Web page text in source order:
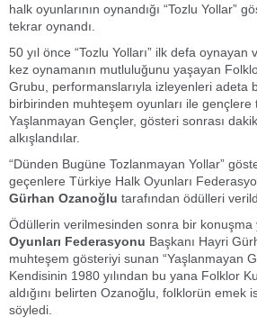
halk oyunlarının oynandığı “Tozlu Yollar”
tekrar oynandı.
50 yıl önce “Tozlu Yolları” ilk defa oynayan
kez oynamanın mutluluğunu yaşayan
Grubu, performanslarıyla izleyenleri adeta
birbirinden muhteşem oyunları ile gençlere
Yaşlanmayan Gençler, gösteri sonrası
alkışlandılar.
“Dünden Bugüne Tozlanmayan Yollar”
geçenlere Türkiye Halk Oyunları
Gürhan Ozanoğlu tarafından ödülleri
Ödüllerin verilmesinden sonra bir konuşma
Oyunları Federasyonu Başkanı Hayri
muhteşem gösteriyi sunan “Yaşlanmayan
Kendisinin 1980 yılından bu yana Folklor
aldığını belirten Ozanoğlu, folklorün emek
söyledi.